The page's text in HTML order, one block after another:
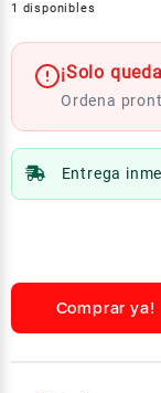
1 disponibles
¡Solo
Ordena
Entrega
Comprar ya!